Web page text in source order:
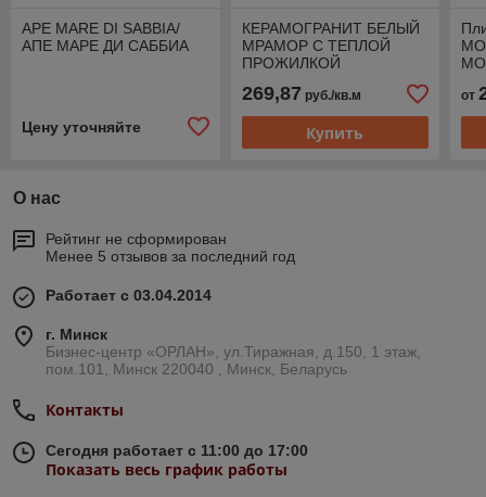
APE MARE DI SABBIA/
АПЕ МАРЕ ДИ САББИА
Цену уточняйте
КЕРАМОГРАНИТ БЕЛЫЙ
МРАМОР С ТЕПЛОЙ
ПРОЖИЛКОЙ
КАЛАКАТА ГОЛД
269,87 руб./кв.м
Купить
от
О нас
Рейтинг не сформирован
Менее 5 отзывов за последний год
Работает с 03.04.2014
г. Минск
Бизнес-центр «ОРЛАН», ул.Тиражная, д.150, 1 этаж,
пом.101, Минск 220040 , Минск, Беларусь
Контакты
Сегодня работает с 11:00 до 17:00
Показать весь график работы